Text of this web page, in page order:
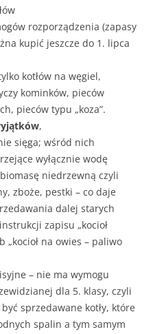
rozporządzenia (zapasy
kupić jeszcze do 1. lipca
kotłów na węgiel,
kominków, pieców
pieców typu „koza”.
,
sięga; wśród nich
wyłącznie wodę
niedrzewną czyli
zboże, pestki – co daje
dalej starych
zapisu „kocioł
„kocioł na owies – paliwo
– nie ma wymogu
dla 5. klasy, czyli
sprzedawane kotły, które
spalin a tym samym